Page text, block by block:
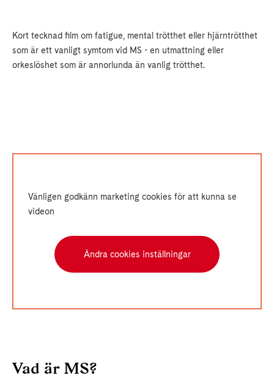
Kort tecknad film om fatigue, mental trötthet eller hjärntrötthet
som är ett vanligt symtom vid MS - en utmattning eller
orkeslöshet som är annorlunda än vanlig trötthet.
Vänligen godkänn marketing cookies för att kunna se
videon
Ändra cookies inställningar
Vad är MS?